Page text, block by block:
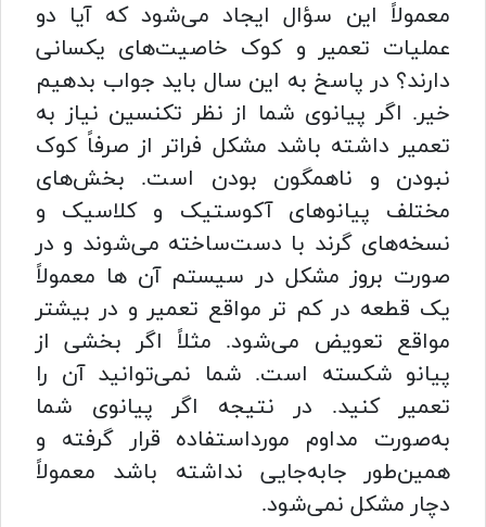
معمولاً این سؤال ایجاد می‌شود که آیا دو
عملیات تعمیر و کوک خاصیت‌های یکسانی
دارند؟ در پاسخ به این سال باید جواب بدهیم
خیر. اگر پیانوی شما از نظر تکنسین نیاز به
تعمیر داشته باشد مشکل فراتر از صرفاً کوک
نبودن و ناهمگون بودن است. بخش‌های
مختلف پیانوهای آکوستیک و کلاسیک و
نسخه‌های گرند با دست‌ساخته می‌شوند و در
صورت بروز مشکل در سیستم آن ها معمولاً
یک قطعه در کم تر مواقع تعمیر و در بیشتر
مواقع تعویض می‌شود. مثلاً اگر بخشی از
پیانو شکسته است. شما نمی‌توانید آن را
تعمیر کنید. در نتیجه اگر پیانوی شما
به‌صورت مداوم مورداستفاده قرار گرفته و
همین‌طور جابه‌جایی نداشته باشد معمولاً
دچار مشکل نمی‌شود.